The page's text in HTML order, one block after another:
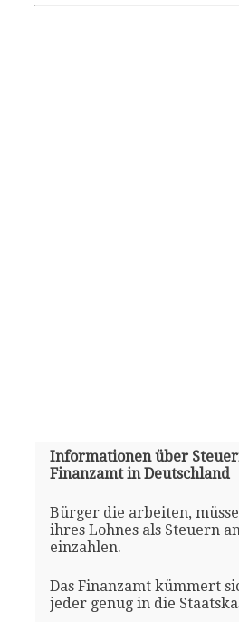
Informationen über
Finanzamt in Deutschland
Bürger die arbeiten,
ihres Lohnes als Steuern
einzahlen.
Das Finanzamt kümmert
jeder genug in die